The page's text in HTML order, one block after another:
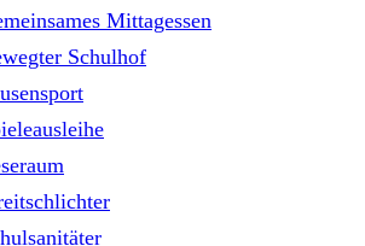
Mittagessen
Schulhof